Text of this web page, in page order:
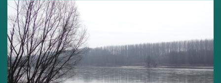
NOVÁ CENÁ !! GABČÍKOVO - NA
PREDAJ rekreačný a lesný
pozemok v panenskej prírode
pri starom koryte Dunaja starý
prístav okr. Dunajská Streda